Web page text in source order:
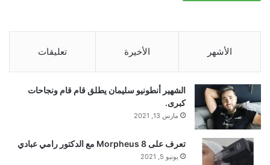
أكثر لامبالاة وترددا بشأن هذه القضية مقارنة
مع أولئك الذين حددوا موقفهم بوضوح”، يتابع
الباحث.
في السيناريو الثالث، باستخدام عينة تمثيلية على
الأشهر الأخيرة تعليقات
الشهير أنطونيو سليمان يطلق قام قام ونجاحات
كبرى.
مارس 13, 2021
تعرف على Morpheus 8 مع الدكتور رامي عبادي
يونيو 5, 2021